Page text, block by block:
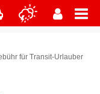
für Transit-Urlauber